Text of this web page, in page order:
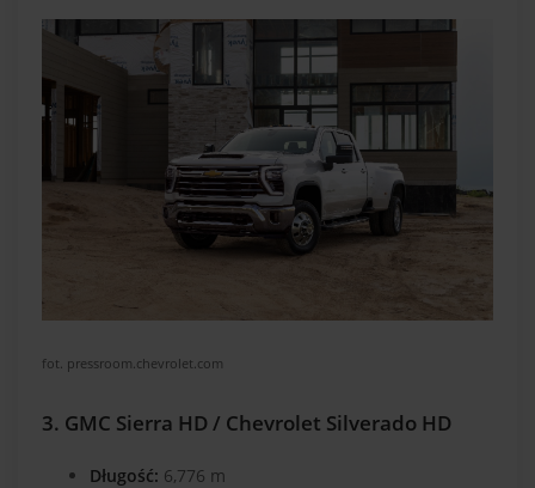
fot. pressroom.chevrolet.com
3. GMC Sierra HD / Chevrolet Silverado HD
Długość: 6,776 m